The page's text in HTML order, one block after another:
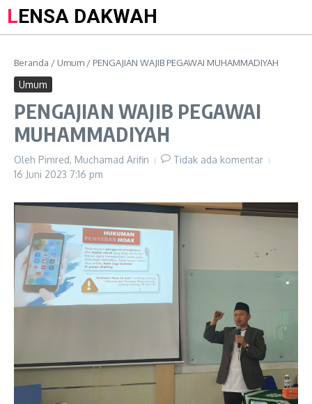
LENSA DAKWAH
Beranda / Umum / PENGAJIAN WAJIB PEGAWAI MUHAMMADIYAH
Umum
PENGAJIAN WAJIB PEGAWAI
MUHAMMADIYAH
Oleh Pimred, Muchamad Arifin
Tidak ada komentar
16 Juni 2023 7:16 pm